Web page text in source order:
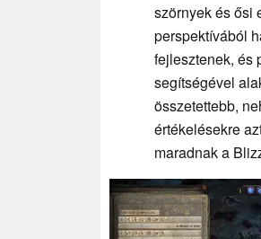
szörnyek és ősi
perspektívából
fejlesztenek, és
segítségével
összetettebb,
értékelésekre
maradnak a